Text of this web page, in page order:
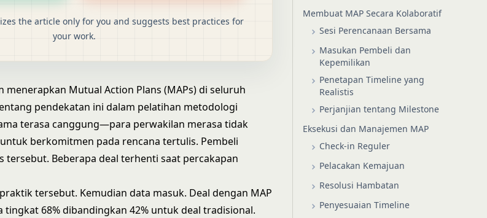
the article only for you and suggests best practices for
your work.
Mutual Action Plans (MAPs) di seluruh
pendekatan ini dalam pelatihan metodologi
terasa canggung—para perwakilan merasa tidak
berkomitmen pada rencana tertulis. Pembeli
tersebut. Beberapa deal terhenti saat percakapan
tersebut. Kemudian data masuk. Deal dengan MAP
68% dibandingkan 42% untuk deal tradisional.
Membuat MAP Secara Kolaboratif
Sesi Perencanaan Bersama
Masukan Pembeli dan
Kepemilikan
Penetapan Timeline yang
Realistis
Perjanjian tentang Milestone
Eksekusi dan Manajemen MAP
Check-in Reguler
Pelacakan Kemajuan
Resolusi Hambatan
Penyesuaian Timeline